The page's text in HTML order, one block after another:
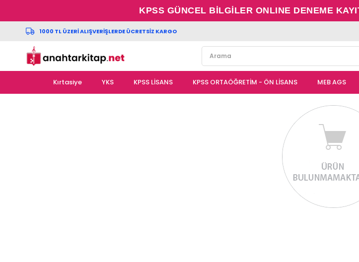
KPSS GÜNCEL BİLGİLER ONLINE DENEME
1000 TL ÜZERİ ALIŞVERİŞLERDE ÜCRETSİZ KARGO
Kırtasiye YKS KPSS LİSANS KPSS ORTAÖĞRETİM - ÖN LİSANS MEB AGS